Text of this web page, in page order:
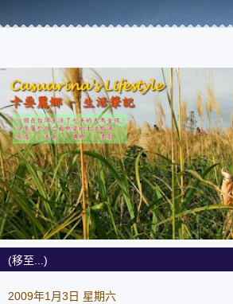
2009年1月3日 星期六